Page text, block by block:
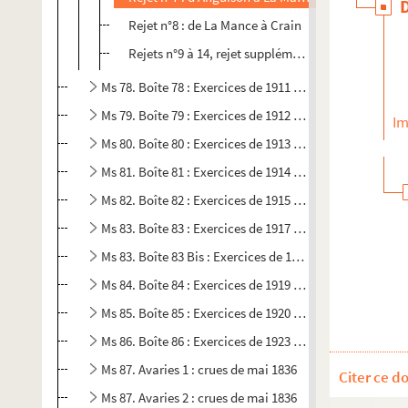
Rejet n°8 : de La Mance à Crain
Rejets n°9 à 14, rejet supplémentaire,
Ms 78. Boîte 78 : Exercices de 1911 à 1912
Ms 79. Boîte 79 : Exercices de 1912 à 1913
Ms 80. Boîte 80 : Exercices de 1913 à 1914
Ms 81. Boîte 81 : Exercices de 1914 à 1915
Ms 82. Boîte 82 : Exercices de 1915 à 1917
Ms 83. Boîte 83 : Exercices de 1917 à 1918
Ms 83. Boîte 83 Bis : Exercices de 1918 à 1919
Ms 84. Boîte 84 : Exercices de 1919 à 1920
Ms 85. Boîte 85 : Exercices de 1920 à 1923
Ms 86. Boîte 86 : Exercices de 1923 à 1926
Ms 87. Avaries 1 : crues de mai 1836
Ms 87. Avaries 2 : crues de mai 1836
Citer ce